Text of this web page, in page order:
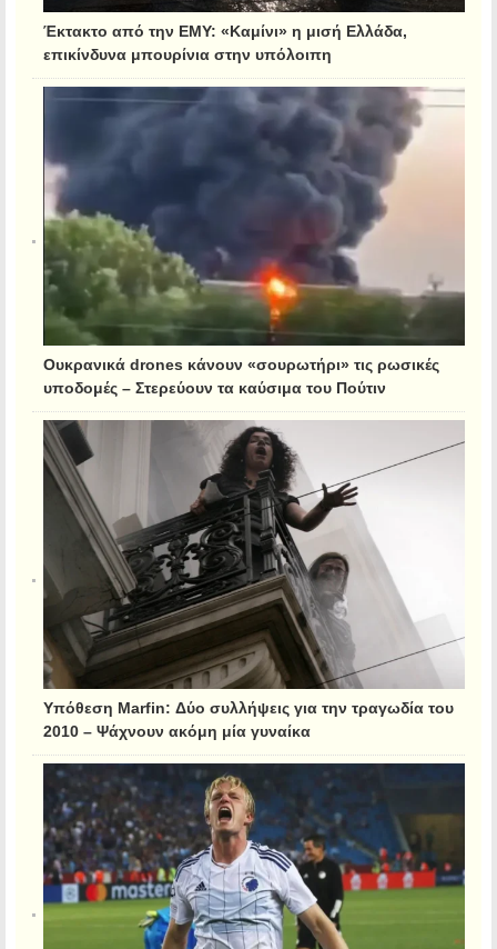
Έκτακτο από την ΕΜΥ: «Καμίνι» η μισή Ελλάδα,
επικίνδυνα μπουρίνια στην υπόλοιπη
Ουκρανικά drones κάνουν «σουρωτήρι» τις ρωσικές
υποδομές – Στερεύουν τα καύσιμα του Πούτιν
Υπόθεση Marfin: Δύο συλλήψεις για την τραγωδία του
2010 – Ψάχνουν ακόμη μία γυναίκα